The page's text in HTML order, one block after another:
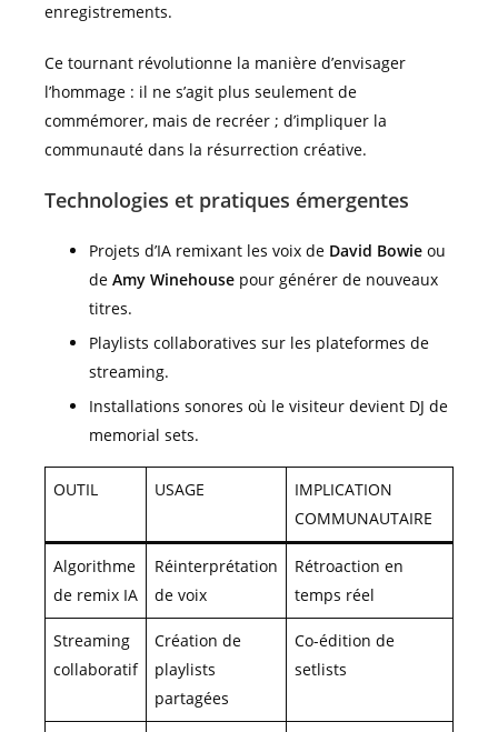
enregistrements.
Ce tournant révolutionne la manière d’envisager
l’hommage : il ne s’agit plus seulement de
commémorer, mais de recréer ; d’impliquer la
communauté dans la résurrection créative.
Technologies et pratiques émergentes
Projets d’IA remixant les voix de David Bowie ou
de Amy Winehouse pour générer de nouveaux
titres.
Playlists collaboratives sur les plateformes de
streaming.
Installations sonores où le visiteur devient DJ de
memorial sets.
OUTIL USAGE
IMPLICATION
COMMUNAUTAIRE
Algorithme
de remix IA
Réinterprétation
de voix
Rétroaction en
temps réel
Streaming
collaboratif
Création de
playlists
partagées
Co-édition de
setlists